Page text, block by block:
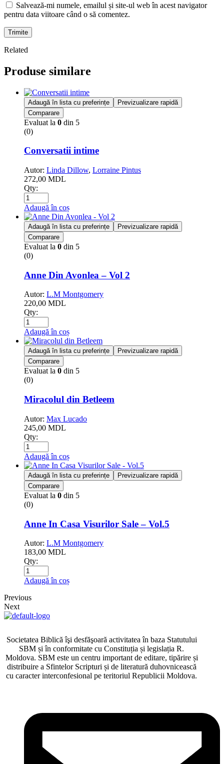
Salvează-mi numele, emailul și site-ul web în acest navigator
pentru data viitoare când o să comentez.
Trimite
Related
Produse similare
Adaugă în lista cu preferințe
Previzualizare rapidă
Comparare
Evaluat la 0 din 5
(0)
Conversatii intime
Autor: Linda Dillow, Lorraine Pintus
272,00 MDL
Qty:
Adaugă în coș
Adaugă în lista cu preferințe
Previzualizare rapidă
Comparare
Evaluat la 0 din 5
(0)
Anne Din Avonlea – Vol 2
Autor: L.M Montgomery
220,00 MDL
Qty:
Adaugă în coș
Adaugă în lista cu preferințe
Previzualizare rapidă
Comparare
Evaluat la 0 din 5
(0)
Miracolul din Betleem
Autor: Max Lucado
245,00 MDL
Qty:
Adaugă în coș
Adaugă în lista cu preferințe
Previzualizare rapidă
Comparare
Evaluat la 0 din 5
(0)
Anne In Casa Visurilor Sale – Vol.5
Autor: L.M Montgomery
183,00 MDL
Qty:
Adaugă în coș
Previous
Next
Societatea Biblică îşi desfăşoară activitatea în baza Statutului
SBM și în conformitate cu Constituția și legislația R.
Moldova. SBM este un centru important de editare, tipărire și
distribuire a Sfintelor Scripturi și de literatură duhovnicească
cu caracter interconfesional pe teritoriul Republicii Moldova.